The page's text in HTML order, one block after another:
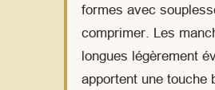
formes avec
comprimer. Les
longues légèrement
apportent une touche